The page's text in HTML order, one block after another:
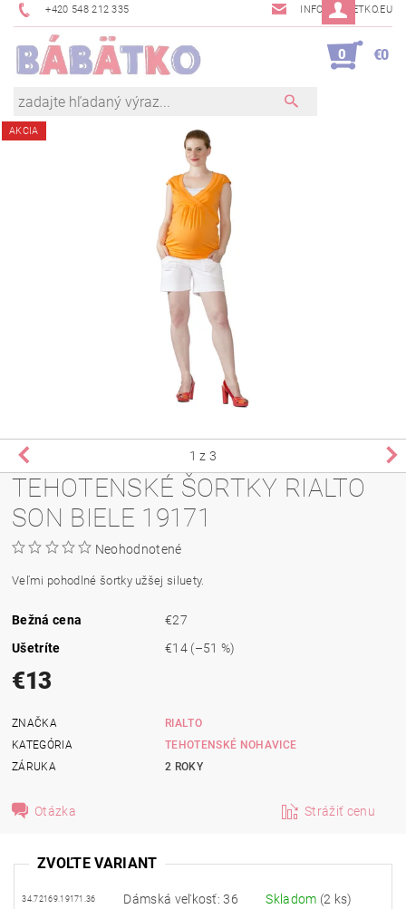
+420 548 212 335 INFO@BABETKO.EU
0 €0
AKCIA
1 z 3
TEHOTENSKÉ ŠORTKY RIALTO
SON BIELE 19171
Neohodnotené
Veľmi pohodlné šortky užšej siluety.
Bežná cena
€27
Ušetríte
€14 (–51 %)
€13
ZNAČKA
RIALTO
KATEGÓRIA
TEHOTENSKÉ NOHAVICE
ZÁRUKA
2 ROKY
Otázka Strážiť cenu
ZVOĽTE VARIANT
34.72169.19171.36 Dámská veľkosť: 36 Skladom (2 ks)